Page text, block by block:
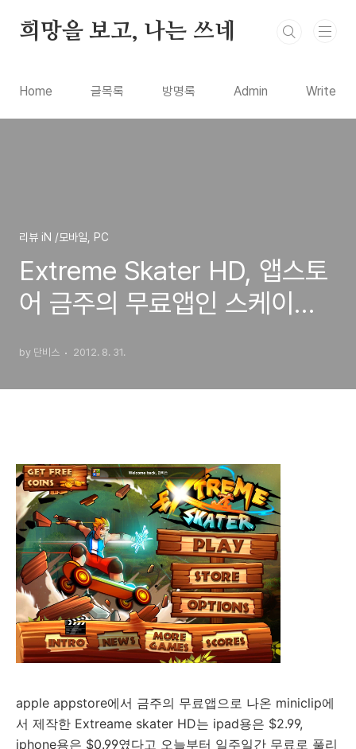
희망을 보고, 나는 쓰네
Home 글목록 방명록 Admin Write
리뷰 iN /모바일, PC
Extreme Skater HD, 앱스토
어 금주의 무료앱인 스케이트
by 단비스 2012. 8. 31.
apple appstore에서 금주의 무료앱으로 나온 miniclip에
서 제작한 Extreame skater HD는 ipad용은 $2.99,
iphone용은 $0.99였다고 오늘부터 일주일간 무료로 풀리